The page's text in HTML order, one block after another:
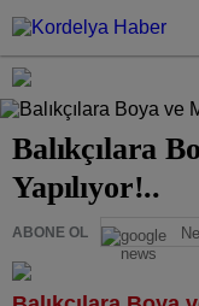
Balıkçılara
Yapılıyor!..
ABONE OL